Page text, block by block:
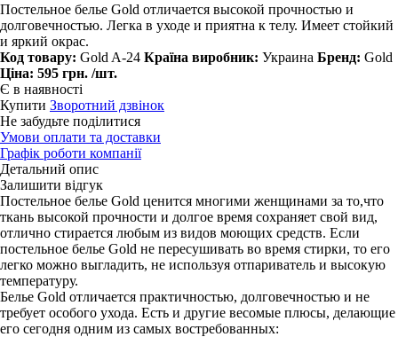
Постельное белье Gold отличается высокой прочностью и
долговечностью. Легка в уходе и приятна к телу. Имеет стойкий
и яркий окрас.
Код товару: Gold A-24 Країна виробник: Украина Бренд: Gold
Ціна: 595 грн. /шт.
Є в наявності
Купити Зворотний дзвінок
Не забудьте поділитися
Умови оплати та доставки
Графік роботи компанії
Детальний опис
Залишити відгук
Постельное белье Gold ценится многими женщинами за то,что
ткань высокой прочности и долгое время сохраняет свой вид,
отлично стирается любым из видов моющих средств. Если
постельное белье Gold не пересушивать во время стирки, то его
легко можно выгладить, не используя отпариватель и высокую
температуру.
Белье Gold отличается практичностью, долговечностью и не
требует особого ухода. Есть и другие весомые плюсы, делающие
его сегодня одним из самых востребованных: